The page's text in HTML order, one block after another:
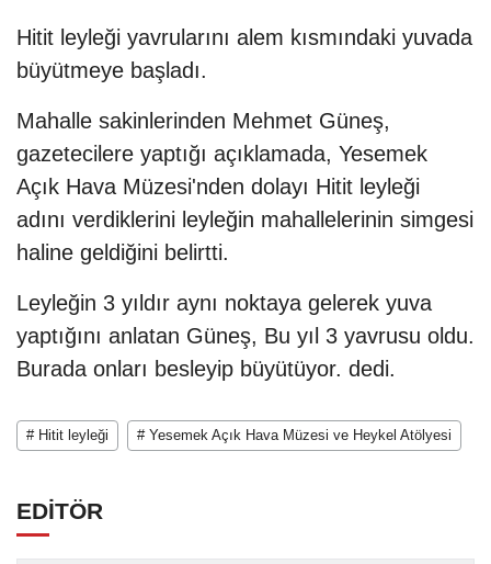
Hitit leyleği yavrularını alem kısmındaki yuvada
büyütmeye başladı.
Mahalle sakinlerinden Mehmet Güneş,
gazetecilere yaptığı açıklamada, Yesemek
Açık Hava Müzesi'nden dolayı Hitit leyleği
adını verdiklerini leyleğin mahallelerinin simgesi
haline geldiğini belirtti.
Leyleğin 3 yıldır aynı noktaya gelerek yuva
yaptığını anlatan Güneş, Bu yıl 3 yavrusu oldu.
Burada onları besleyip büyütüyor. dedi.
# Hitit leyleği # Yesemek Açık Hava Müzesi ve Heykel Atölyesi
EDİTÖR